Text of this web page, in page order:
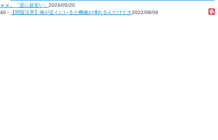
ｗｗ」「逆に超安い」 2024/05/20
40 -
【閲覧注意】俺が近くにいると機械が壊れるんだけどさ2022/09/09